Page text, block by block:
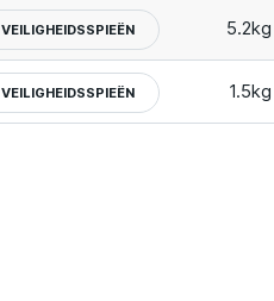
VEILIGHEIDSSPIEËN 5.2kg
VEILIGHEIDSSPIEËN 1.5kg